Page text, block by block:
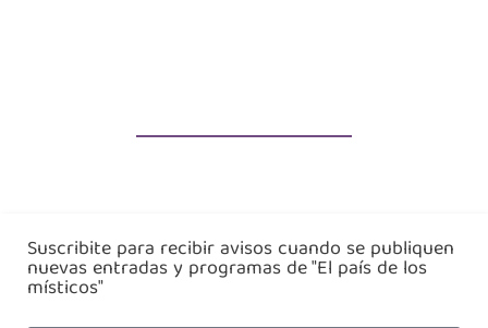
Suscribite para recibir avisos cuando se publiquen
nuevas entradas y programas de "El país de los
místicos"